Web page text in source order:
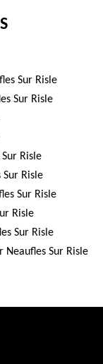
Sur Risle
Sur Risle
Risle
Risle
Sur Risle
Risle
Sur Risle
Sur Risle